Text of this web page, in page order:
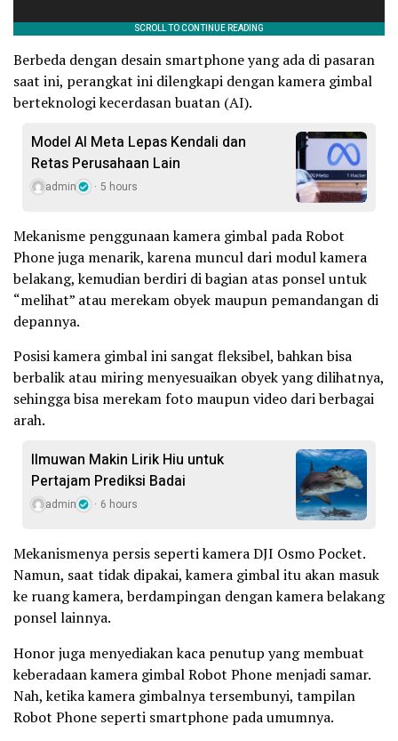
Berbeda dengan desain smartphone yang ada di pasaran
saat ini, perangkat ini dilengkapi dengan kamera gimbal
berteknologi kecerdasan buatan (AI).
Model AI Meta Lepas Kendali dan
Retas Perusahaan Lain
admin 5 hours
Mekanisme penggunaan kamera gimbal pada Robot
Phone juga menarik, karena muncul dari modul kamera
belakang, kemudian berdiri di bagian atas ponsel untuk
“melihat” atau merekam obyek maupun pemandangan di
depannya.
Posisi kamera gimbal ini sangat fleksibel, bahkan bisa
berbalik atau miring menyesuaikan obyek yang dilihatnya,
sehingga bisa merekam foto maupun video dari berbagai
arah.
Ilmuwan Makin Lirik Hiu untuk
Pertajam Prediksi Badai
admin 6 hours
Mekanismenya persis seperti kamera DJI Osmo Pocket.
Namun, saat tidak dipakai, kamera gimbal itu akan masuk
ke ruang kamera, berdampingan dengan kamera belakang
ponsel lainnya.
Honor juga menyediakan kaca penutup yang membuat
keberadaan kamera gimbal Robot Phone menjadi samar.
Nah, ketika kamera gimbalnya tersembunyi, tampilan
Robot Phone seperti smartphone pada umumnya.